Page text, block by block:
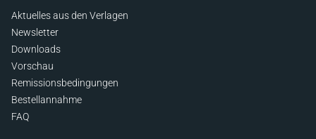
Aktuelles aus den Verlagen
Newsletter
Downloads
Vorschau
Remissionsbedingungen
Bestellannahme
FAQ